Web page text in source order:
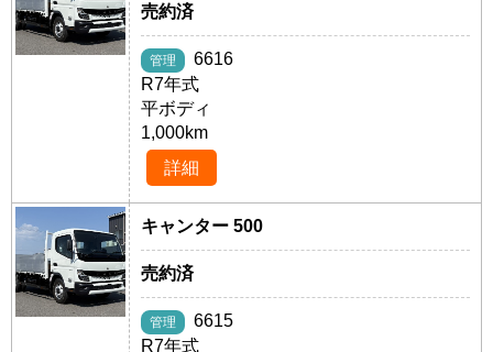
売約済
管理
6616
R7年式
平ボディ
1,000km
詳細
キャンター 500
売約済
管理
6615
R7年式